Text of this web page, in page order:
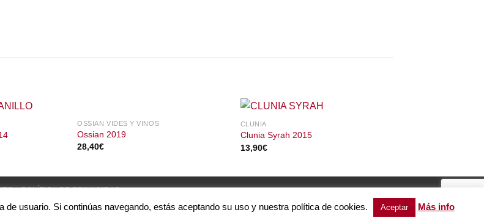
OSSIAN VIDES Y VINOS
Ossian 2019
28,40€
CLUNIA
Clunia Syrah 2015
13,90€
POLÍTICA DE PRIVACIDAD
usuario. Si continúas navegando, estás aceptando su uso y nuestra política de cookies. Aceptar Más info